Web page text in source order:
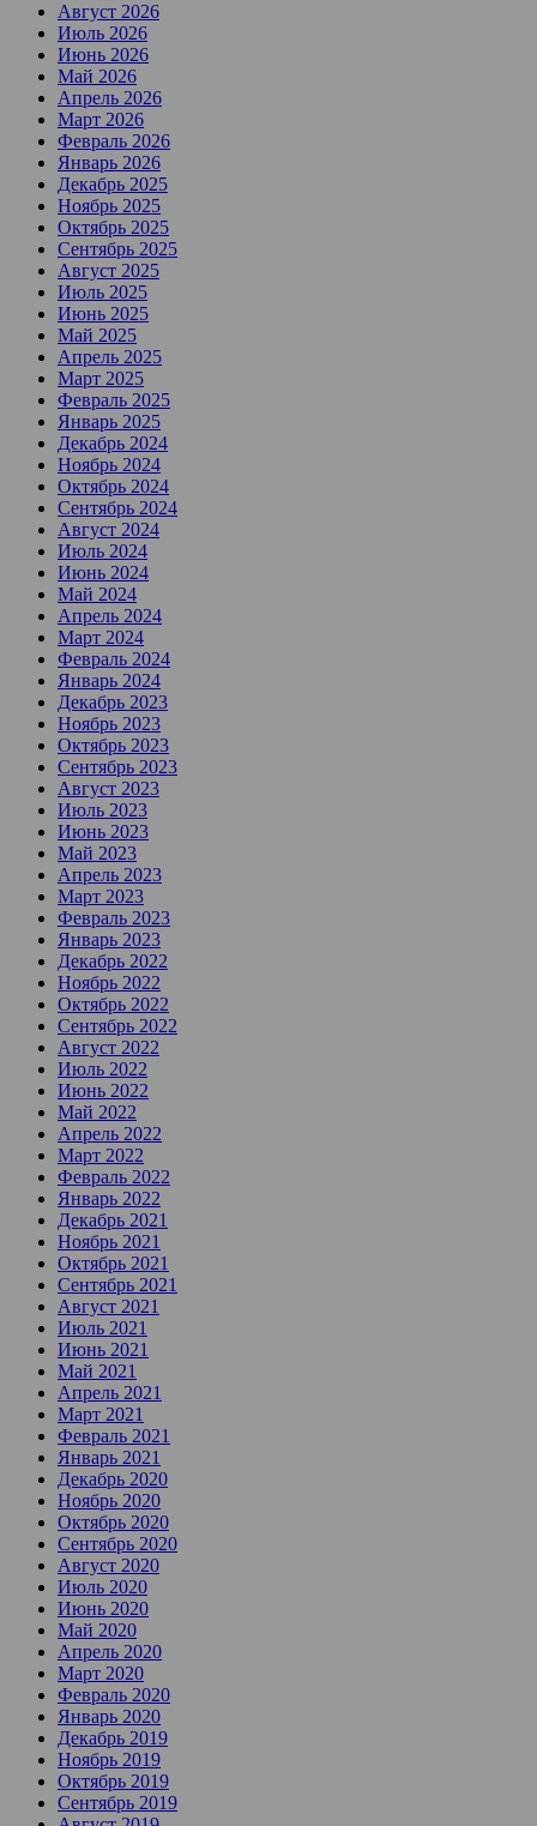
Август 2026
Июль 2026
Июнь 2026
Май 2026
Апрель 2026
Март 2026
Февраль 2026
Январь 2026
Декабрь 2025
Ноябрь 2025
Октябрь 2025
Сентябрь 2025
Август 2025
Июль 2025
Июнь 2025
Май 2025
Апрель 2025
Март 2025
Февраль 2025
Январь 2025
Декабрь 2024
Ноябрь 2024
Октябрь 2024
Сентябрь 2024
Август 2024
Июль 2024
Июнь 2024
Май 2024
Апрель 2024
Март 2024
Февраль 2024
Январь 2024
Декабрь 2023
Ноябрь 2023
Октябрь 2023
Сентябрь 2023
Август 2023
Июль 2023
Июнь 2023
Май 2023
Апрель 2023
Март 2023
Февраль 2023
Январь 2023
Декабрь 2022
Ноябрь 2022
Октябрь 2022
Сентябрь 2022
Август 2022
Июль 2022
Июнь 2022
Май 2022
Апрель 2022
Март 2022
Февраль 2022
Январь 2022
Декабрь 2021
Ноябрь 2021
Октябрь 2021
Сентябрь 2021
Август 2021
Июль 2021
Июнь 2021
Май 2021
Апрель 2021
Март 2021
Февраль 2021
Январь 2021
Декабрь 2020
Ноябрь 2020
Октябрь 2020
Сентябрь 2020
Август 2020
Июль 2020
Июнь 2020
Май 2020
Апрель 2020
Март 2020
Февраль 2020
Январь 2020
Декабрь 2019
Ноябрь 2019
Октябрь 2019
Сентябрь 2019